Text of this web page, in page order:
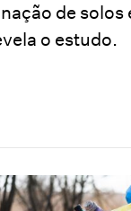
de solos
o estudo.